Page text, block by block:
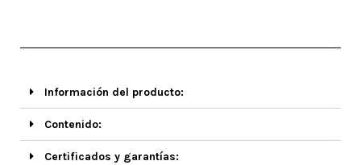
Información del producto:
Contenido:
Certificados y garantías: